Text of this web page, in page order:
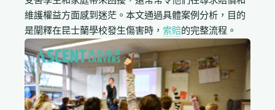
維護權益方面感到迷茫。本文通過具體案例分析，目的
是闡釋在昆士蘭學校發生傷害時， 索賠的完整流程。